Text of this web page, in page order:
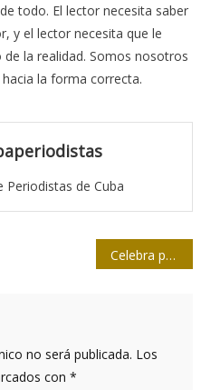
todo. El lector necesita saber
y el lector necesita que le
la realidad. Somos nosotros
la forma correcta.
Periodistas de Cuba
Celebra periódico 26 nuevo aniversario de su fundación
no será publicada. Los
con *